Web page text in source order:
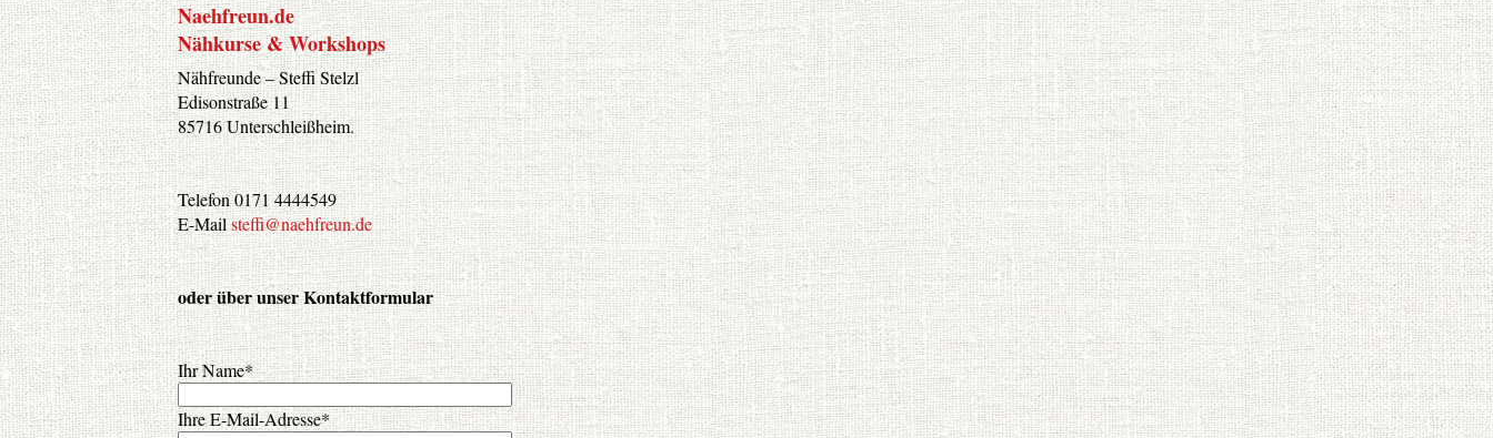
Naehfreun.de
Nähkurse & Workshops
Nähfreunde – Steffi Stelzl
Edisonstraße 11
85716 Unterschleißheim.
Telefon 0171 4444549
E-Mail steffi@naehfreun.de
oder über unser Kontaktformular
Ihr Name*
Ihre E-Mail-Adresse*